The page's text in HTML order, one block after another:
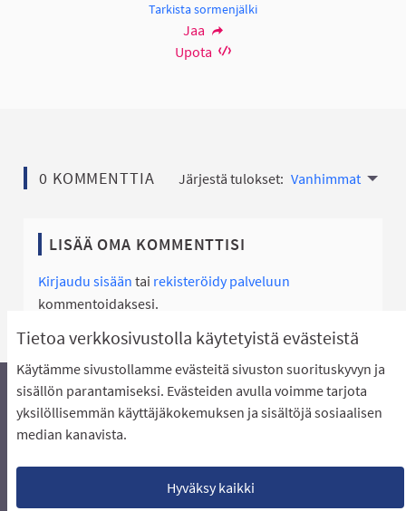
Tietoa verkkosivustolla käytetyistä evästeistä
Käytämme sivustollamme evästeitä sivuston suorituskyvyn ja
sisällön parantamiseksi. Evästeiden avulla voimme tarjota
yksilöllisemmän käyttäjäkokemuksen ja sisältöjä sosiaalisen
median kanavista.
Hyväksy kaikki
Tarkista sormenjälki
Jaa
Upota
0 KOMMENTTIA Järjestä tulokset: Vanhimmat
LISÄÄ OMA KOMMENTTISI
Kirjaudu sisään tai rekisteröidy palveluun
kommentoidaksesi.
Äänestyksen pikaohjeet
Usein kysytyt kysymykset
Näin äänestät Asukasbudjetissa
Lataa avoimet datatiedostot
Evästeasetukset